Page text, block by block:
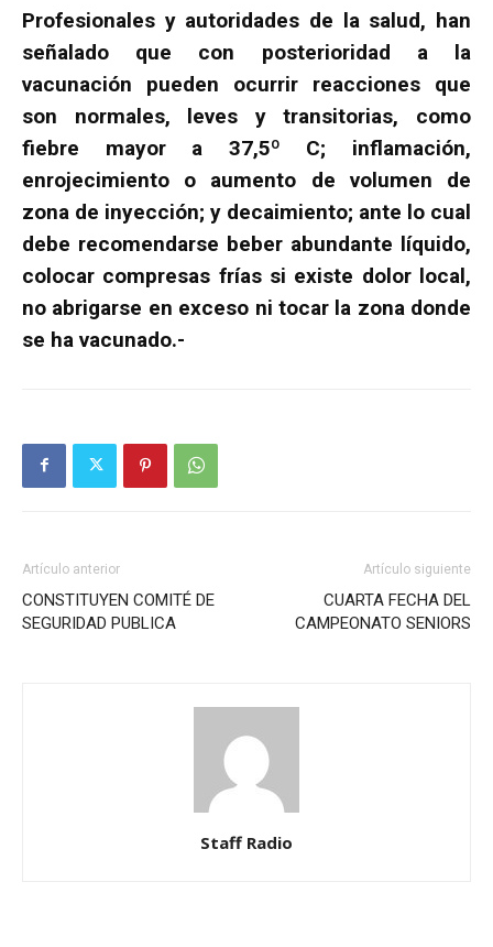
Profesionales y autoridades de la salud, han
señalado que con posterioridad a la
vacunación pueden ocurrir reacciones que
son normales, leves y transitorias, como
fiebre mayor a 37,5º C; inflamación,
enrojecimiento o aumento de volumen de
zona de inyección; y decaimiento; ante lo cual
debe recomendarse beber abundante líquido,
colocar compresas frías si existe dolor local,
no abrigarse en exceso ni tocar la zona donde
se ha vacunado.-
Artículo anterior
CONSTITUYEN COMITÉ DE
SEGURIDAD PUBLICA
Artículo siguiente
CUARTA FECHA DEL
CAMPEONATO SENIORS
Staff Radio